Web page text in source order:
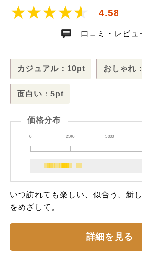
4.58
口コミ・レビュ
カジュアル：10pt おしゃれ
面白い：5pt
価格分布
0 2500 5000
いつ訪れても楽しい、似合う、新
をめざして。
詳細を見る